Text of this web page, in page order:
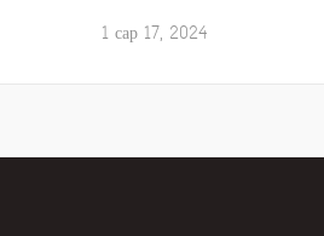
1 сар 17, 2024